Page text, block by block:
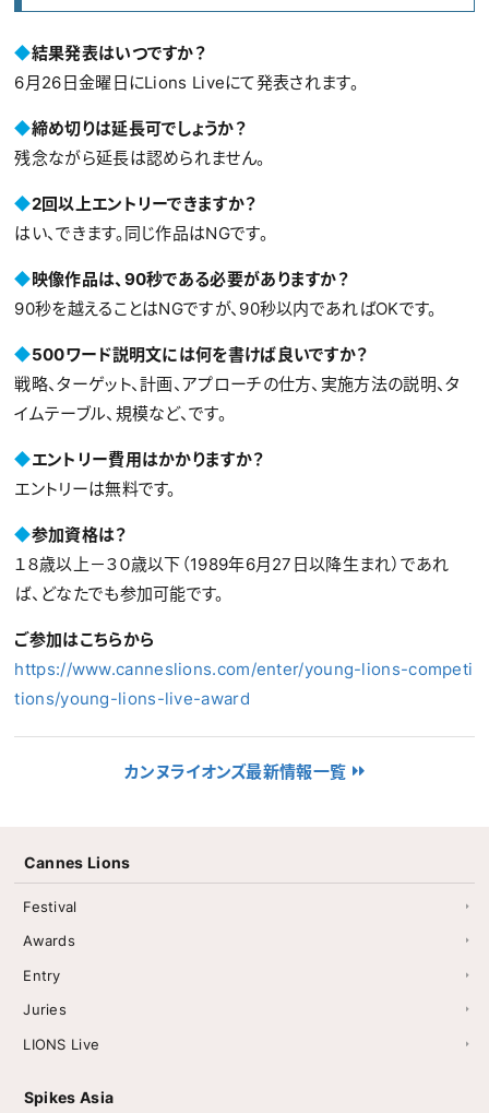
◆結果発表はいつですか？
6月26日金曜日にLions Liveにて発表されます。
◆締め切りは延長可でしょうか？
残念ながら延長は認められません。
◆2回以上エントリーできますか？
はい、できます。同じ作品はNGです。
◆映像作品は、90秒である必要がありますか？
90秒を越えることはNGですが、90秒以内であればOKです。
◆500ワード説明文には何を書けば良いですか？
戦略、ターゲット、計画、アプローチの仕方、実施方法の説明、タ
イムテーブル、規模など、です。
◆エントリー費用はかかりますか？
エントリーは無料です。
◆参加資格は？
１８歳以上－３０歳以下（1989年6月27日以降生まれ）であれ
ば、どなたでも参加可能です。
ご参加はこちらから
https://www.canneslions.com/enter/young-lions-competi
tions/young-lions-live-award
カンヌライオンズ最新情報一覧
Cannes Lions
Festival
Awards
Entry
Juries
LIONS Live
Spikes Asia